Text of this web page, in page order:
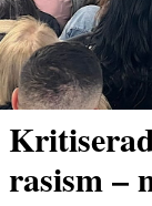
rasism –